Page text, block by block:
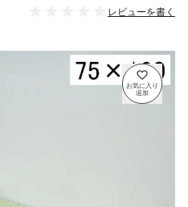
レビューを書く